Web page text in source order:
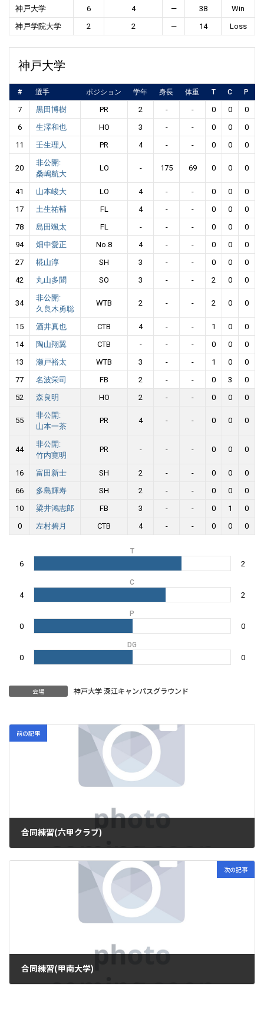
神戸大学 6 4 — 38
Win
神戸学院大学
2 2 — 14 Loss
神戸大学
# 選手 ポジション 学年 身長 体重 T C P
7 黒田博樹 PR 2 - - 0 0 0
6
生澤和也 HO 3 - - 0 0 0
11
壬生理人 PR 4 - - 0 0 0
20
非公開:
桑嶋航大
LO - 175 69 0 0 0
41 山本峻大 LO 4 - - 0 0 0
17
土生祐輔 FL 4 - - 0 0 0
78
島田颯太 FL - - - 0 0 0
94
畑中愛正 No.8 4 - - 0 0 0
27
椛山淳 SH 3 - - 0 0 0
42
丸山多聞 SO 3 - - 2 0 0
34
非公開:
久良木勇聡
WTB 2 - - 2 0 0
15 酒井真也 CTB 4 - - 1 0 0
14
陶山翔翼 CTB - - - 0 0 0
13
瀬戸裕太 WTB 3 - - 1 0 0
77
名波栄司 FB 2 - - 0 3 0
52
森良明 HO 2 - - 0 0 0
55
非公開:
山本一茶
PR 4 - - 0 0 0
44
非公開:
竹内寛明
PR - - - 0 0 0
16 富田新士 SH 2 - - 0 0 0
66
多島輝寿 SH 2 - - 0 0 0
10
梁井鴻志郎 FB 3 - - 0 1 0
0
左村碧月 CTB 4 - - 0 0 0
T
6 2
C
4 2
P
0 0
DG
0 0
会場 神戸大学 深江キャンパスグラウンド
前の記事
合同練習(六甲クラブ)
2025年7月12日
次の記事
合同練習(甲南大学)
2025年8月9日